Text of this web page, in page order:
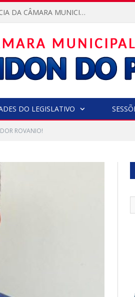
VEREADORA KEILA ASSUME A PRESIDÊNCIA DA CÂMARA MUNICIPAL.
DO LEGISLATIVO
ROVANIO!